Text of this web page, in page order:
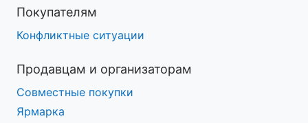
Покупателям
Конфликтные ситуации
Продавцам и организаторам
Совместные покупки
Ярмарка